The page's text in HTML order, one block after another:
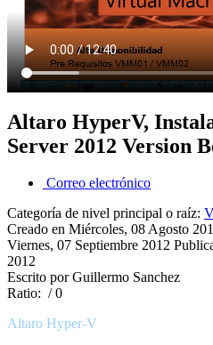
Altaro HyperV,
Server 2012 Version
Correo electrónico
Categoría de nivel principal o raíz:
Creado en Miércoles, 08 Agosto
Viernes, 07 Septiembre 2012
2012
Escrito por Guillermo Sanchez
Ratio: / 0
Altaro Hyper-V